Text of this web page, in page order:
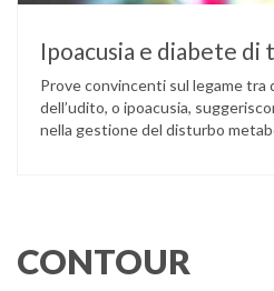
Ipoacusia e diabete di
Prove convincenti sul legame tra
dell’udito, o ipoacusia,
nella gestione del disturbo
CONTOUR